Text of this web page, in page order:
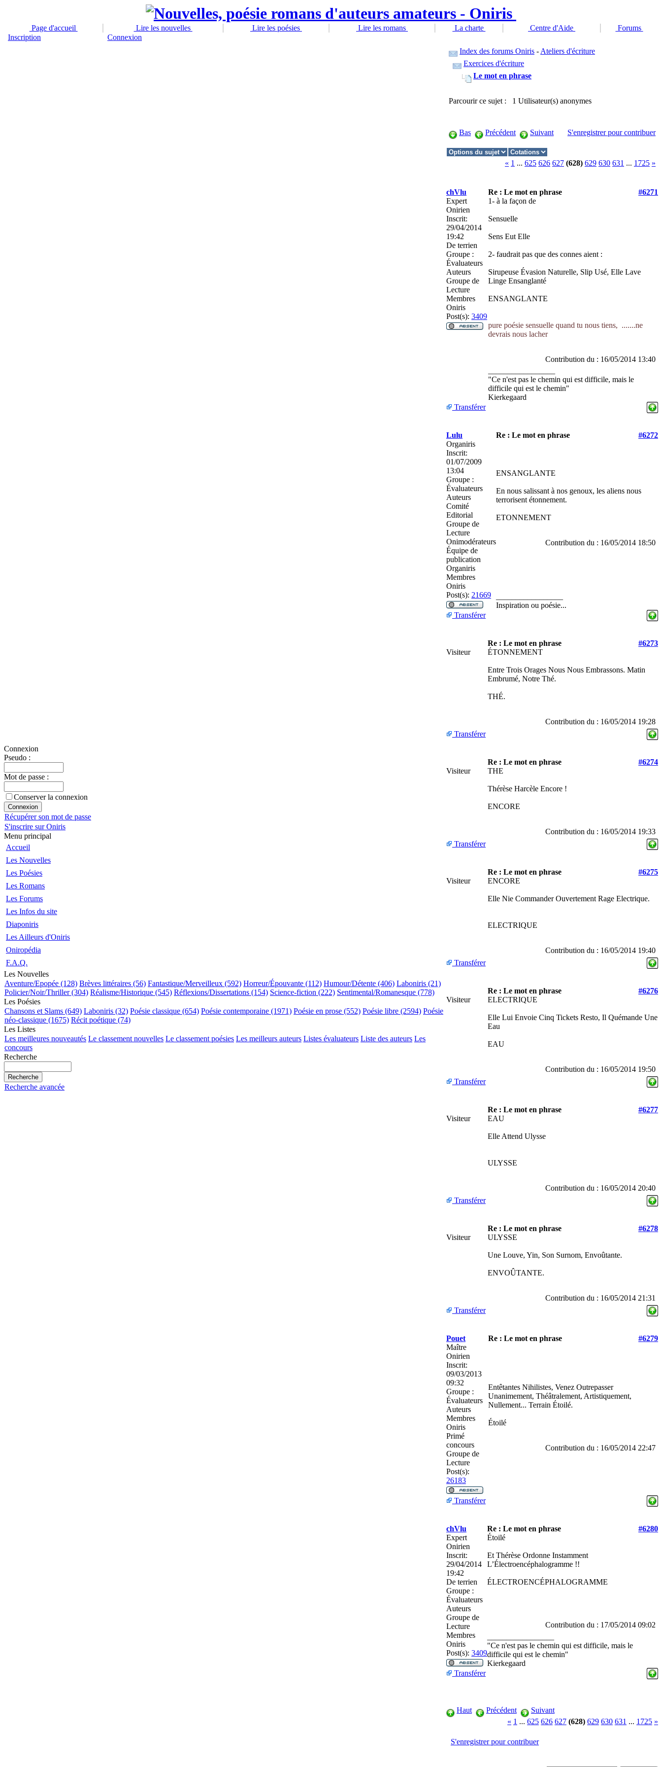
Page d'accueil Lire les nouvelles Lire les poésies Lire les romans La charte Centre d'Aide
Forums
Inscription
Connexion
Connexion
Pseudo :
Mot de passe :
Conserver la connexion
Récupérer son mot de passe
S'inscrire sur Oniris
Menu principal
Accueil
Les Nouvelles
Les Poésies
Les Romans
Les Forums
Les Infos du site
Diaponiris
Les Ailleurs d'Oniris
Oniropédia
F.A.Q.
Les Nouvelles
Aventure/Epopée (128) Brèves littéraires (56) Fantastique/Merveilleux (592) Horreur/Épouvante (112) Humour/Détente (406) Laboniris (21)
Policier/Noir/Thriller (304) Réalisme/Historique (545) Réflexions/Dissertations (154) Science-fiction (222) Sentimental/Romanesque (778)
Les Poésies
Chansons et Slams (649) Laboniris (32) Poésie classique (654) Poésie contemporaine (1971) Poésie en prose (552) Poésie libre (2594) Poésie
néo-classique (1675) Récit poétique (74)
Les Listes
Les meilleures nouveautés Le classement nouvelles Le classement poésies Les meilleurs auteurs Listes évaluateurs Liste des auteurs Les
concours
Recherche
Recherche avancée
Index des forums Oniris - Ateliers d'écriture
Exercices d'écriture
Le mot en phrase
Parcourir ce sujet : 1 Utilisateur(s) anonymes
Bas Précédent Suivant S'enregistrer pour contribuer
« 1 ... 625 626 627 (628) 629 630 631 ... 1725 »
chVlu Re : Le mot en phrase
#6271
Expert
Onirien
Inscrit:
29/04/2014
19:42
De terrien
Groupe :
Évaluateurs
Auteurs
Groupe de
Lecture
Membres
Oniris
Post(s): 3409
1- à la façon de
Sensuelle
Sens Eut Elle
2- faudrait pas que des connes aient :
Sirupeuse Évasion Naturelle, Slip Usé, Elle Lave
Linge Ensanglanté
ENSANGLANTE
pure poésie sensuelle quand tu nous tiens, .......ne
devrais nous lacher
Contribution du : 16/05/2014 13:40
"Ce n'est pas le chemin qui est difficile, mais le
difficile qui est le chemin"
Kierkegaard
Transférer
Lulu Re : Le mot en phrase
#6272
Organiris
Inscrit:
01/07/2009
13:04
Groupe :
Évaluateurs
Auteurs
Comité
Editorial
Groupe de
Lecture
Onimodérateurs
Équipe de
publication
Organiris
Membres
Oniris
Post(s): 21669
ENSANGLANTE
En nous salissant à nos genoux, les aliens nous
terrorisent étonnement.
ETONNEMENT
Contribution du : 16/05/2014 18:50
Inspiration ou poésie...
Transférer
Re : Le mot en phrase
#6273
Visiteur
ÉTONNEMENT
Entre Trois Orages Nous Nous Embrassons. Matin
Embrumé, Notre Thé.
THÉ.
Contribution du : 16/05/2014 19:28
Transférer
Re : Le mot en phrase
#6274
Visiteur
THE
Thérèse Harcèle Encore !
ENCORE
Contribution du : 16/05/2014 19:33
Transférer
Re : Le mot en phrase
#6275
Visiteur
ENCORE
Elle Nie Commander Ouvertement Rage Electrique.
ELECTRIQUE
Contribution du : 16/05/2014 19:40
Transférer
Re : Le mot en phrase
#6276
Visiteur
ELECTRIQUE
Elle Lui Envoie Cinq Tickets Resto, Il Quémande Une
Eau
EAU
Contribution du : 16/05/2014 19:50
Transférer
Re : Le mot en phrase
#6277
Visiteur
EAU
Elle Attend Ulysse
ULYSSE
Contribution du : 16/05/2014 20:40
Transférer
Re : Le mot en phrase
#6278
Visiteur
ULYSSE
Une Louve, Yin, Son Surnom, Envoûtante.
ENVOÛTANTE.
Contribution du : 16/05/2014 21:31
Transférer
Pouet Re : Le mot en phrase
#6279
Maître
Onirien
Inscrit:
09/03/2013
09:32
Groupe :
Évaluateurs
Auteurs
Membres
Oniris
Primé
concours
Groupe de
Lecture
Post(s):
26183
Entêtantes Nihilistes, Venez Outrepasser
Unanimement, Théâtralement, Artistiquement,
Nullement... Terrain Étoilé.
Étoilé
Contribution du : 16/05/2014 22:47
Transférer
chVlu Re : Le mot en phrase
#6280
Expert
Onirien
Inscrit:
29/04/2014
19:42
De terrien
Groupe :
Évaluateurs
Auteurs
Groupe de
Lecture
Membres
Oniris
Post(s): 3409
Étoilé
Et Thérèse Ordonne Instamment
L’Électroencéphalogramme !!
ÉLECTROENCÉPHALOGRAMME
Contribution du : 17/05/2014 09:02
"Ce n'est pas le chemin qui est difficile, mais le
difficile qui est le chemin"
Kierkegaard
Transférer
Haut Précédent
Suivant
« 1 ... 625 626 627 (628) 629 630 631 ... 1725 »
S'enregistrer pour contribuer